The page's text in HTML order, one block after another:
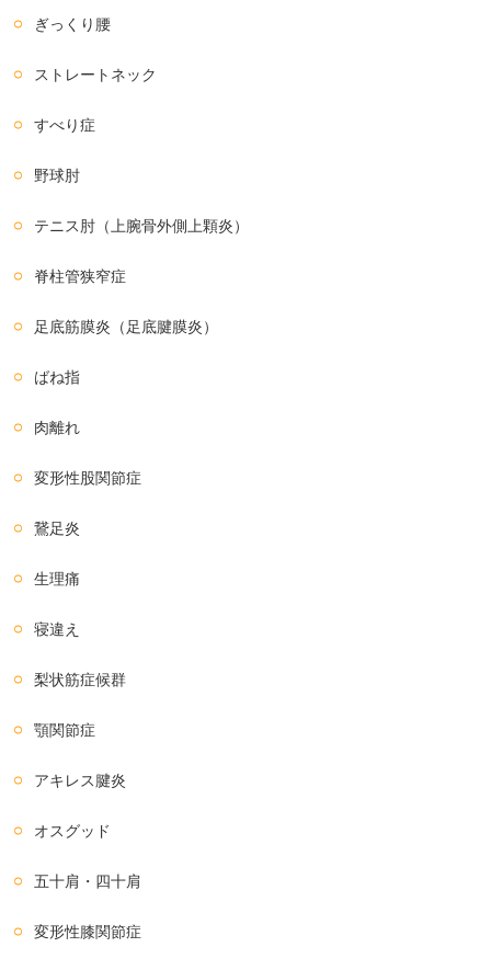
ぎっくり腰
ストレートネック
すべり症
野球肘
テニス肘（上腕骨外側上顆炎）
脊柱管狭窄症
足底筋膜炎（足底腱膜炎）
ばね指
肉離れ
変形性股関節症
鵞足炎
生理痛
寝違え
梨状筋症候群
顎関節症
アキレス腱炎
オスグッド
五十肩・四十肩
変形性膝関節症